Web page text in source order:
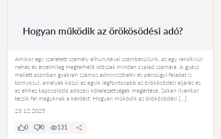
Hogyan működik az örökösödési adó?
Amikor egy szeretett személy elhunytával szembesülünk, az egy rendkívül
nehéz és érzelmileg megterhelő időszak minden család számára. A gyász
mellett azonban gyakran számos adminisztratív és pénzügyi feladat is
tornyosul, amelyek közül az egyik legfontosabb az örökösödési eljárás és
az ehhez kapcsolódó adózási kötelezettségek megértése. Sokan ilyenkor
teszik fel maguknak a kérdést: Hogyan működik az örökösödési […]
23.12.2025
0 0 131